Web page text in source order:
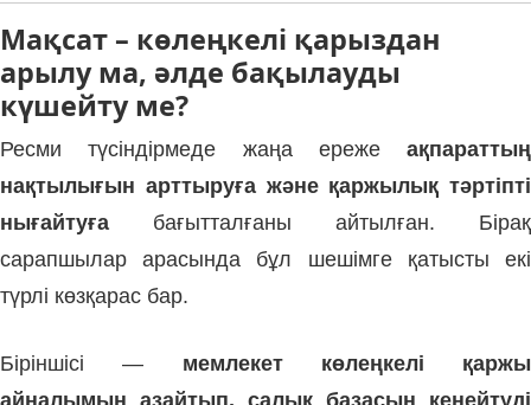
Мақсат – көлеңкелі қарыздан
арылу ма, әлде бақылауды
күшейту ме?
Ресми түсіндірмеде жаңа ереже ақпараттың
нақтылығын арттыруға және қаржылық тәртіпті
нығайтуға бағытталғаны айтылған. Бірақ
сарапшылар арасында бұл шешімге қатысты екі
түрлі көзқарас бар.
Біріншісі — мемлекет көлеңкелі қаржы